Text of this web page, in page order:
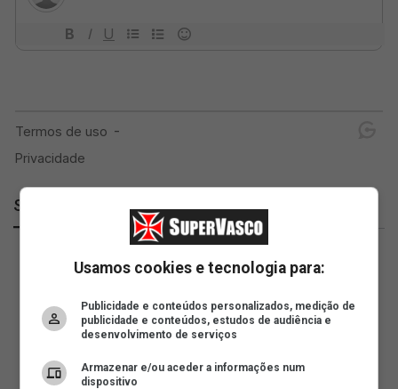
SuperVasco
Usamos cookies e tecnologia para:
Publicidade e conteúdos personalizados, medição de
publicidade e conteúdos, estudos de audiência e
desenvolvimento de serviços
Armazenar e/ou aceder a informações num
dispositivo